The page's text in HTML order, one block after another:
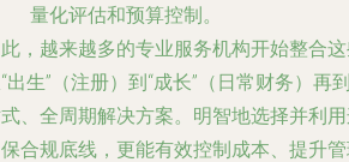
量化评估和预算控制。
，越来越多的专业服务机构开始整合
出生”（注册）到“成长”（日常财务）再
、全周期解决方案。明智地选择并利
合规底线，更能有效控制成本、提升